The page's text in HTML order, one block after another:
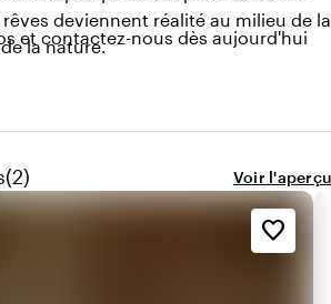
deviennent réalité au milieu de la
la nature.
et contactez-nous dès aujourd'hui
intérieurs : 2
(2) Voir l'aperçu
favorite_border